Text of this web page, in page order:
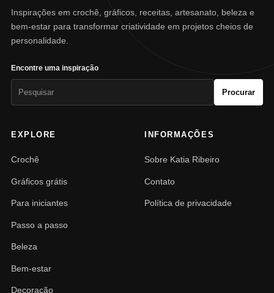
Inspirações em crochê, gráficos, receitas, artesanato, beleza e
bem-estar para transformar criatividade em projetos cheios de
personalidade.
Encontre uma inspiração
Procurar
EXPLORE
Crochê
Gráficos grátis
Para iniciantes
Passo a passo
Beleza
Bem-estar
Decoração
INFORMAÇÕES
Sobre Katia Ribeiro
Contato
Política de privacidade